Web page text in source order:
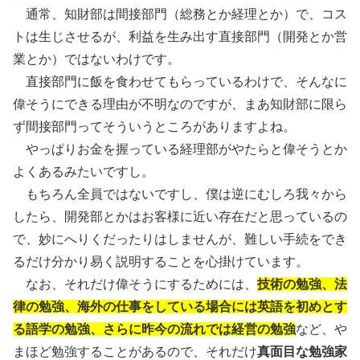
通常、知財部は間接部門（総務とか経理とか）で、コス
トは生じさせるが、利益を生み出す直接部門（開発とか営
業とか）ではないわけです。
直接部門に飯を食わせてもらっているわけで、そんなに
偉そうにできる理由が不明なのですが、まあ知財部に限ら
ず間接部門ってそういうところがありますよね。
やっぱりお金を握っている経理部がやたらと偉そうとか
よくあるみたいですし。
もちろん全員ではないですし、僕は逆にむしろ我々から
したら、開発部とかはお客様に近い存在だと思っているの
で、妙にへりくだったりはしませんが、難しい手続をでき
るだけ分かり易く説明することを心掛けています。
なお、それだけ偉そうにするためには、 技術の勉強、法
律の勉強、海外の仕事をしている場合には英語を初めとす
る語学の勉強、さらに昨今の流れでは経営の勉強など、や
まほど勉強することがあるので、それだけ真面目な勉強家